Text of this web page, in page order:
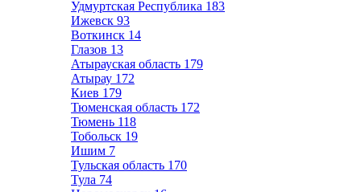
Удмуртская Республика 183
Ижевск 93
Воткинск 14
Глазов 13
Атырауская область 179
Атырау 172
Киев 179
Тюменская область 172
Тюмень 118
Тобольск 19
Ишим 7
Тульская область 170
Тула 74